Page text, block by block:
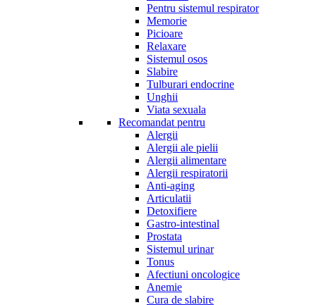
Pentru sistemul respirator
Memorie
Picioare
Relaxare
Sistemul osos
Slabire
Tulburari endocrine
Unghii
Viata sexuala
Recomandat pentru
Alergii
Alergii ale pielii
Alergii alimentare
Alergii respiratorii
Anti-aging
Articulatii
Detoxifiere
Gastro-intestinal
Prostata
Sistemul urinar
Tonus
Afectiuni oncologice
Anemie
Cura de slabire